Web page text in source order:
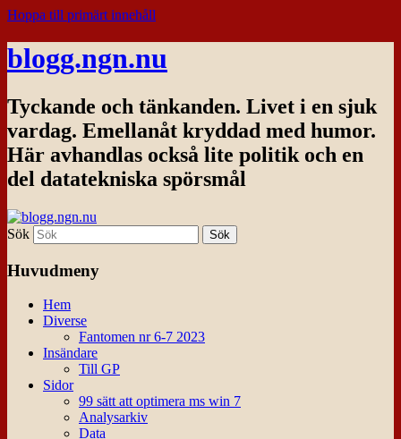
Hoppa till primärt innehåll
blogg.ngn.nu
Tyckande och tänkanden. Livet i en sjuk
vardag. Emellanåt kryddad med humor.
Här avhandlas också lite politik och en
del datatekniska spörsmål
Sök
Huvudmeny
Hem
Diverse
Fantomen nr 6-7 2023
Insändare
Till GP
Sidor
99 sätt att optimera ms win 7
Analysarkiv
Data